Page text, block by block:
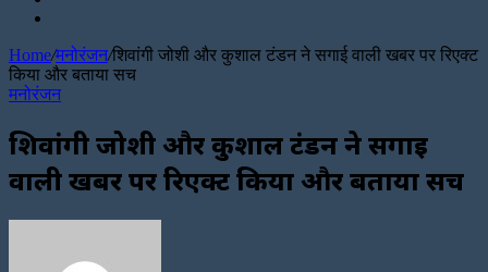
Home/मनोरंजन/शिवांगी जोशी और कुशाल टंडन ने सगाई वाली खबर पर रिएक्ट
किया और बताया सच
मनोरंजन
शिवांगी जोशी और कुशाल टंडन ने सगाई
वाली खबर पर रिएक्ट किया और बताया सच